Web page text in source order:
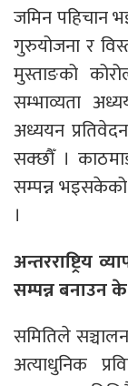
जमिन पहिचान
गुरुयोजना र
मुस्ताङको
सम्भाव्यता
अध्ययन
सक्छौँ ।
सम्पन्न
।
अन्तरराष्ट्रिय
सम्पन्न बनाउन
समितिले
अत्याधुनिक